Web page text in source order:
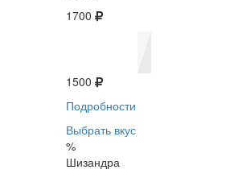
1700
1500
Подробности
Выбрать вкус
%
Шизандра